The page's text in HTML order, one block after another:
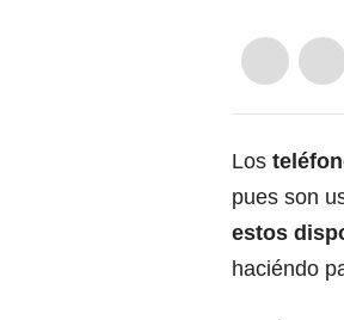
Los
pues son
estos
haciéndo